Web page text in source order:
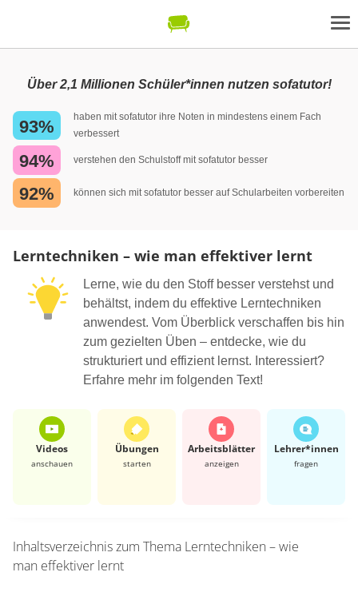
Über 2,1 Millionen Schüler*innen nutzen sofatutor!
93%
haben mit sofatutor ihre Noten in mindestens einem Fach
verbessert
94% verstehen den Schulstoff mit sofatutor besser
92% können sich mit sofatutor besser auf Schularbeiten vorbereiten
Lerntechniken – wie man effektiver lernt
Lerne, wie du den Stoff besser verstehst und
behältst, indem du effektive Lerntechniken
anwendest. Vom Überblick verschaffen bis hin
zum gezielten Üben – entdecke, wie du
strukturiert und effizient lernst. Interessiert?
Erfahre mehr im folgenden Text!
Videos
anschauen
Übungen
starten
Arbeits­blätter
anzeigen
Lehrer*​innen
fragen
Inhaltsverzeichnis zum Thema Lerntechniken – wie
man effektiver lernt